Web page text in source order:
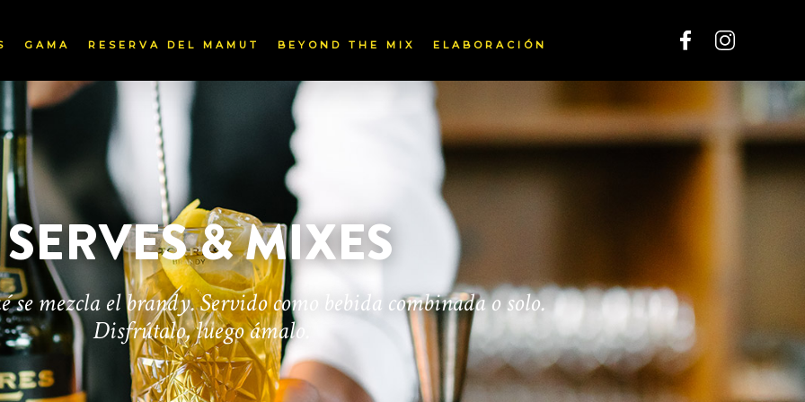
GAMA RESERVA DEL MAMUT BEYOND THE MIX ELABORACIÓN
SERVES & MIXES
se mezcla el brandy. Servido como bebida combinada o solo.
Disfrútalo, luego ámalo.